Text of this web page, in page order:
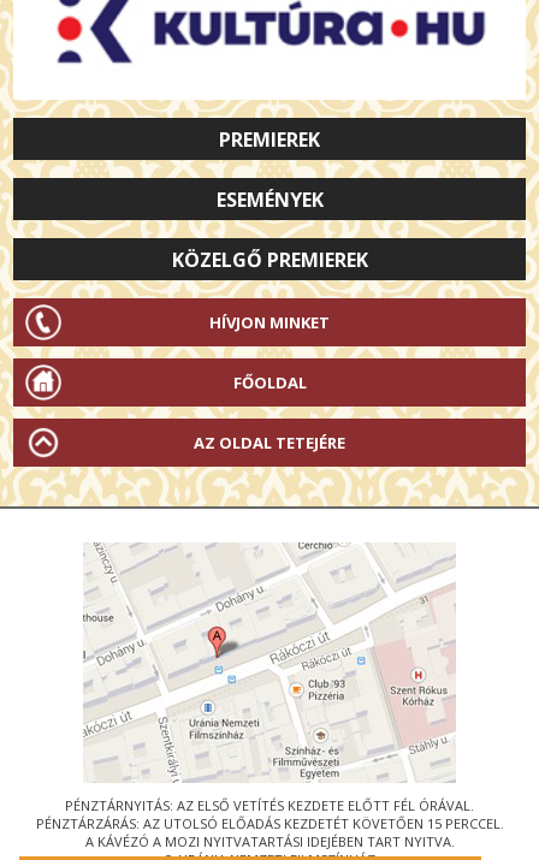
PREMIEREK
ESEMÉNYEK
KÖZELGŐ PREMIEREK
HÍVJON MINKET
FŐOLDAL
AZ OLDAL TETEJÉRE
PÉNZTÁRNYITÁS: AZ ELSŐ VETÍTÉS KEZDETE ELŐTT FÉL ÓRÁVAL.
PÉNZTÁRZÁRÁS: AZ UTOLSÓ ELŐADÁS KEZDETÉT KÖVETŐEN 15 PERCCEL.
A KÁVÉZÓ A MOZI NYITVATARTÁSI IDEJÉBEN TART NYITVA.